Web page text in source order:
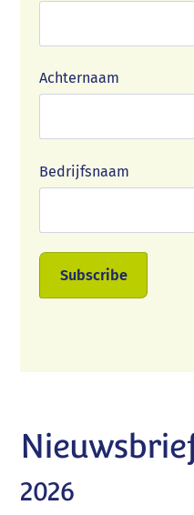
Achternaam
Bedrijfsnaam
2026